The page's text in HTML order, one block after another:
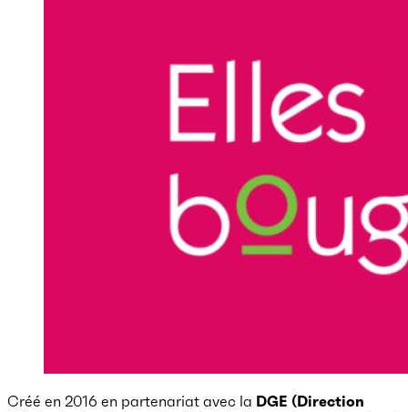
Créé en 2016 en partenariat avec la DGE (Direction